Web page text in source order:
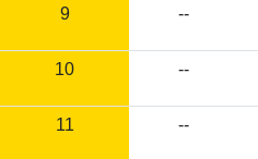
9 --
10 --
11 --